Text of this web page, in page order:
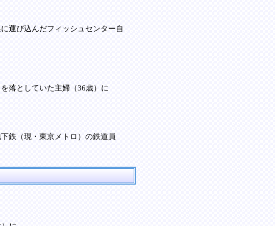
運び込んだフィッシュセンター自
落としていた主婦（36歳）に
鉄（現・東京メトロ）の鉄道員